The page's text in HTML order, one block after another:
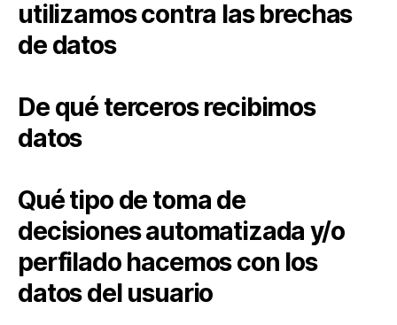
utilizamos contra las brechas
de datos
De qué terceros recibimos
datos
Qué tipo de toma de
decisiones automatizada y/o
perfilado hacemos con los
datos del usuario